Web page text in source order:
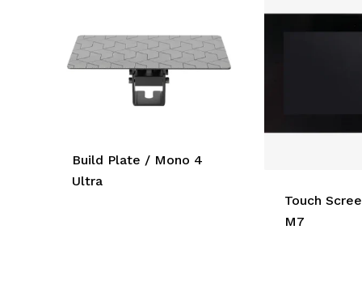
Build Plate / Mono 4
Ultra
Touch
M7